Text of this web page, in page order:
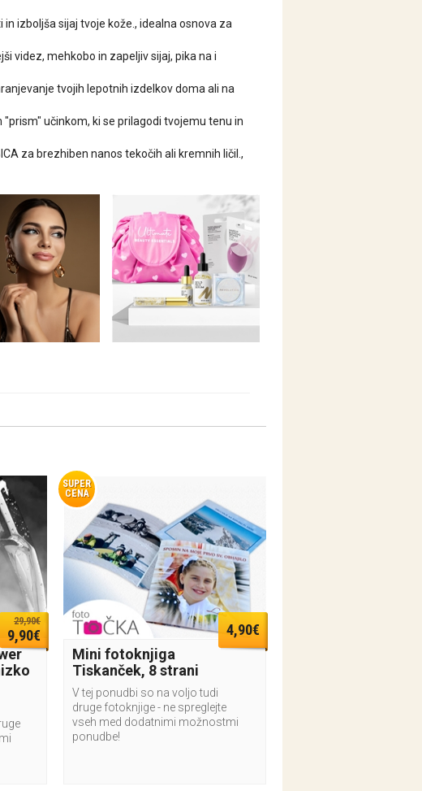
in izboljša sijaj tvoje kože., idealna osnova za
videz, mehkobo in zapeljiv sijaj, pika na i
tvojih lepotnih izdelkov doma ali na
"prism" učinkom, ki se prilagodi tvojemu tenu in
za brezhiben nanos tekočih ali kremnih ličil.,
29,90€
9,90€
SUPER
CENA
4,90€
Mini fotoknjiga
Tiskanček, 8 strani
V tej ponudbi so na voljo tudi
druge fotoknjige - ne spreglejte
vseh med dodatnimi možnostmi
ponudbe!